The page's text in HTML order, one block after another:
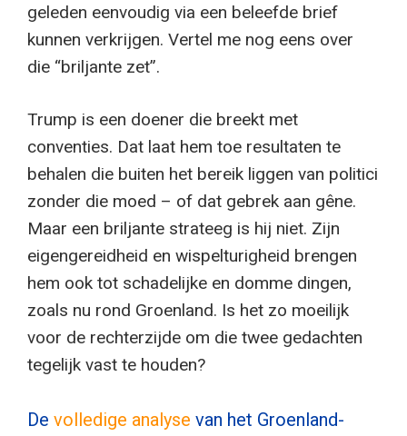
geleden eenvoudig via een beleefde brief
kunnen verkrijgen. Vertel me nog eens over
die “briljante zet”.
Trump is een doener die breekt met
conventies. Dat laat hem toe resultaten te
behalen die buiten het bereik liggen van politici
zonder die moed – of dat gebrek aan gêne.
Maar een briljante strateeg is hij niet. Zijn
eigengereidheid en wispelturigheid brengen
hem ook tot schadelijke en domme dingen,
zoals nu rond Groenland. Is het zo moeilijk
voor de rechterzijde om die twee gedachten
tegelijk vast te houden?
De volledige analyse van het Groenland-